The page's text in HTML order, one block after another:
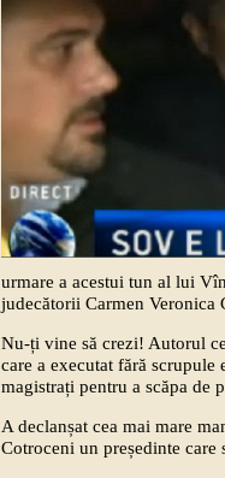
urmare a acestui tun al lui
judecătorii Carmen Veronica
Nu-ți vine să crezi! Autorul
care a executat fără
magistrați pentru a scăpa de
A declanșat cea mai mare
Cotroceni un președinte